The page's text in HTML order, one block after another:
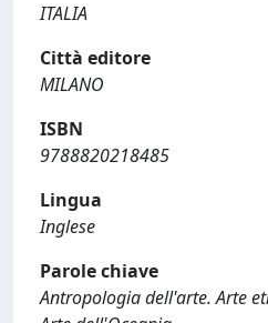
ITALIA
Città editore
MILANO
ISBN
9788820218485
Lingua
Inglese
Parole chiave
Antropologia dell'arte. Arte